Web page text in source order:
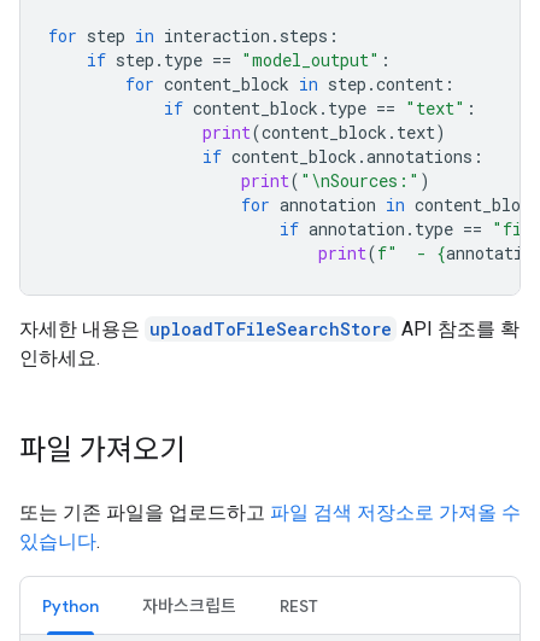
for step in interaction . steps :
if step . type == "model_output" :
for content_block in step .content :
if content_block . type == "text" :
print(content_block . text)
if content_block .annotations :
print( " \nSources:" )
for annotation in content_block
if annotation . type ==
print(f"  - {
자세한 내용은 uploadToFileSearchStore API 참조를 확
인하세요.
파일 가져오기
또는 기존 파일을 업로드하고 파일 검색 저장소로 가져올 수
있습니다.
Python 자바스크립트 REST